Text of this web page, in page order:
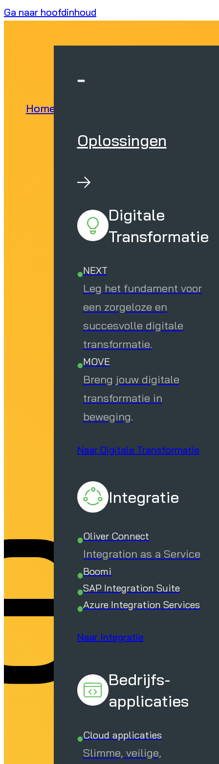
Ga naar hoofdinhoud
Oplossingen
Digitale
Transformatie
NEXT
Leg het fundament voor
een zorgeloze en
succesvolle digitale
transformatie.
MOVE
Breng jouw digitale
transformatie in
beweging.
Naar Digitale Transformatie
Integratie
Oliver Connect
Integration as a Service
Boomi
SAP Integration Suite
Azure Integration Services
Naar Integratie
Bedrijfs-
applicaties
Cloud applicaties
Slimme, veilige,
Home